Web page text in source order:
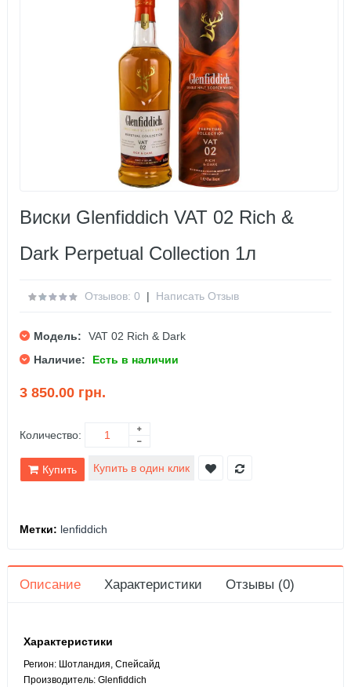
Виски Glenfiddich VAT 02 Rich &
Dark Perpetual Collection 1л
Отзывов: 0 | Написать Отзыв
Модель:
VAT 02 Rich & Dark
Наличие:
Есть в наличии
3 850.00 грн.
Количество:
Купить
Метки: lenfiddich
Описание Характеристики Отзывы (0)
Характеристики
Регион: Шотландия, Спейсайд
Производитель: Glenfiddich